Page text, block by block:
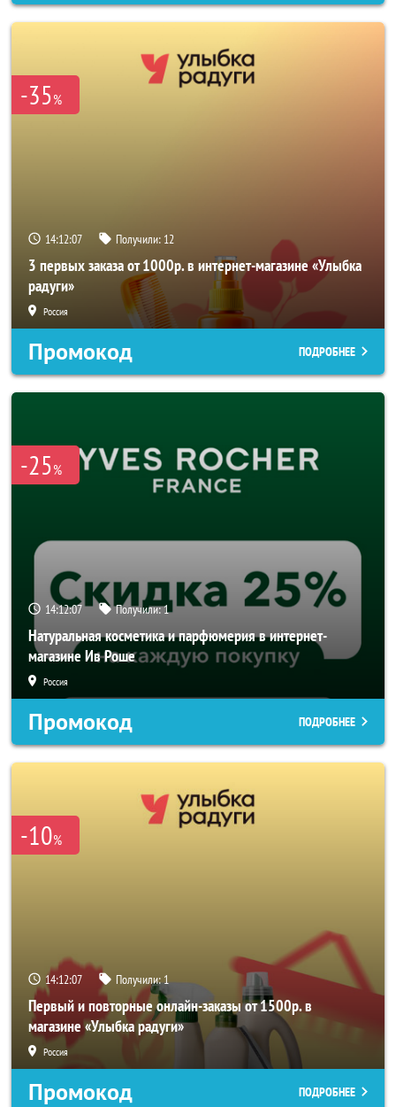
-35%
14:12:05 Получили: 12
3 первых заказа от 1000р. в интернет-магазине «Улыбка
радуги»
Россия
Промокод ПОДРОБНЕЕ
-25%
14:12:05 Получили:1
Натуральная косметика и парфюмерия в интернет-
магазине Ив Роше
Россия
Промокод ПОДРОБНЕЕ
-10%
14:12:05 Получили:1
Первый и повторные онлайн-заказы от 1500р. в
магазине «Улыбка радуги»
Россия
Промокод ПОДРОБНЕЕ